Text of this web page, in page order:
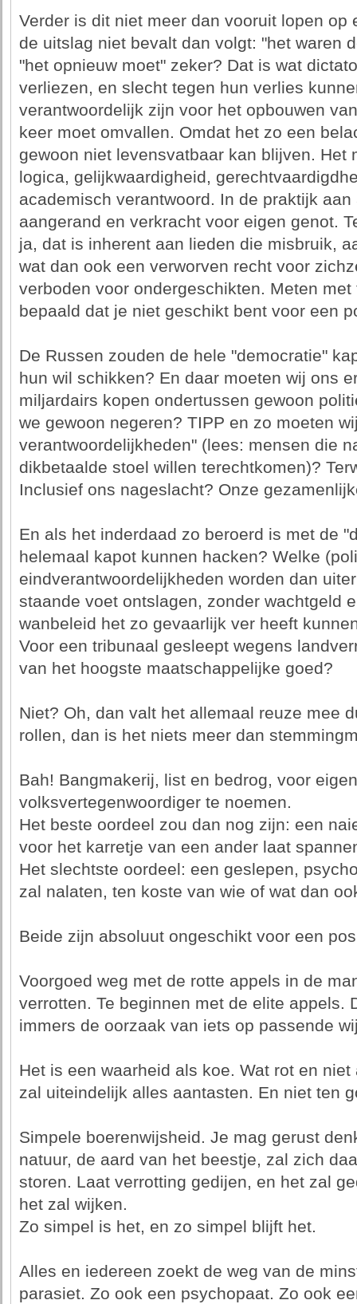
Verder is dit niet meer dan vooruit lopen op
de uitslag niet bevalt dan volgt: "het waren
"het opnieuw moet" zeker? Dat is wat
verliezen, en slecht tegen hun verlies
verantwoordelijk zijn voor het opbouwen
keer moet omvallen. Omdat het zo een
gewoon niet levensvatbaar kan blijven. Het
logica, gelijkwaardigheid,
academisch verantwoord. In de praktijk
aangerand en verkracht voor eigen genot.
ja, dat is inherent aan lieden die misbruik,
wat dan ook een verworven recht voor
verboden voor ondergeschikten. Meten
bepaald dat je niet geschikt bent voor een
De Russen zouden de hele "democratie"
hun wil schikken? En daar moeten wij ons
miljardairs kopen ondertussen gewoon
we gewoon negeren? TIPP en zo moeten
verantwoordelijkheden" (lees: mensen die
dikbetaalde stoel willen terechtkomen)?
Inclusief ons nageslacht? Onze
En als het inderdaad zo beroerd is met de
helemaal kapot kunnen hacken? Welke
eindverantwoordelijkheden worden dan
staande voet ontslagen, zonder wachtgeld
wanbeleid het zo gevaarlijk ver heeft
Voor een tribunaal gesleept wegens
van het hoogste maatschappelijke goed?
Niet? Oh, dan valt het allemaal reuze mee
rollen, dan is het niets meer dan
Bah! Bangmakerij, list en bedrog, voor
volksvertegenwoordiger te noemen.
Het beste oordeel zou dan nog zijn: een
voor het karretje van een ander laat
Het slechtste oordeel: een geslepen,
zal nalaten, ten koste van wie of wat dan
Beide zijn absoluut ongeschikt voor een
Voorgoed weg met de rotte appels in de
verrotten. Te beginnen met de elite appels.
immers de oorzaak van iets op passende
Het is een waarheid als koe. Wat rot en
zal uiteindelijk alles aantasten. En niet ten
Simpele boerenwijsheid. Je mag gerust
natuur, de aard van het beestje, zal zich
storen. Laat verrotting gedijen, en het zal
het zal wijken.
Zo simpel is het, en zo simpel blijft het.
Alles en iedereen zoekt de weg van de
parasiet. Zo ook een psychopaat. Zo ook